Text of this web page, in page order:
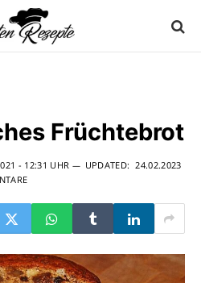
Früchtebrot
- 12:31 UHR UPDATED: 24.02.2023